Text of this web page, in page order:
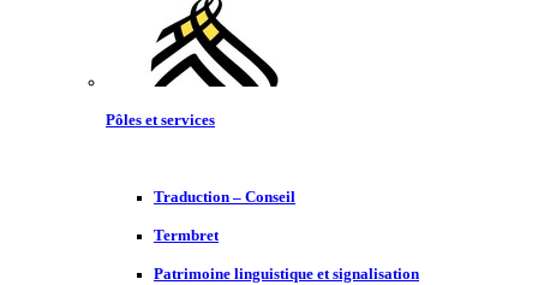
Pôles et services
Traduction – Conseil
Termbret
Patrimoine linguistique et signalisation